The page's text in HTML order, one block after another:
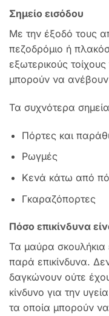
Σημείο εισόδου
Με την έξοδό τους
πεζοδρόμιο ή
εξωτερικούς
μπορούν να ανέβουν
Τα συχνότερα σημεία
Πόρτες και
Ρωγμές
Κενά κάτω από
Γκαραζόπορτες
Πόσο επικίνδυνα
Τα μαύρα σκουλήκια
παρά επικίνδυνα.
δαγκώνουν ούτε
κίνδυνο για την
τα οποία μπορούν